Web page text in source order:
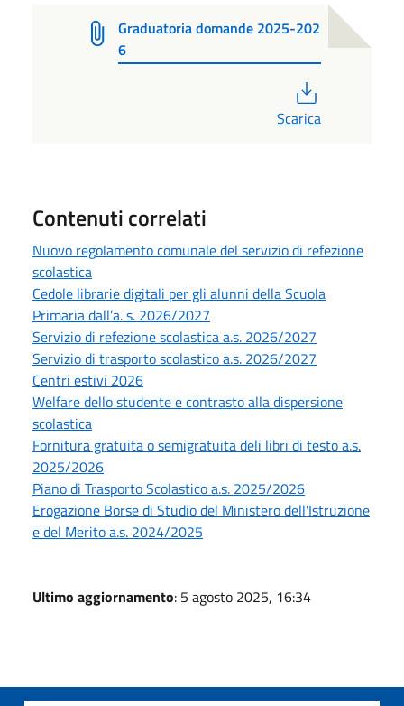
Graduatoria domande 2025-202
6
Scarica
Contenuti correlati
Nuovo regolamento comunale del servizio di refezione
scolastica
Cedole librarie digitali per gli alunni della Scuola
Primaria dall’a. s. 2026/2027
Servizio di refezione scolastica a.s. 2026/2027
Servizio di trasporto scolastico a.s. 2026/2027
Centri estivi 2026
Welfare dello studente e contrasto alla dispersione
scolastica
Fornitura gratuita o semigratuita deli libri di testo a.s.
2025/2026
Piano di Trasporto Scolastico a.s. 2025/2026
Erogazione Borse di Studio del Ministero dell'Istruzione
e del Merito a.s. 2024/2025
Ultimo aggiornamento: 5 agosto 2025, 16:34